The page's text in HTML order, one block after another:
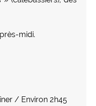
midi.
/ Environ 2h45